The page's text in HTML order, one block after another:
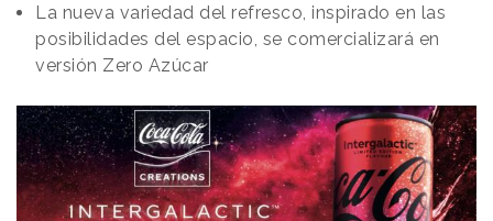
La nueva variedad del refresco, inspirado en las
posibilidades del espacio, se comercializará en
versión Zero Azúcar